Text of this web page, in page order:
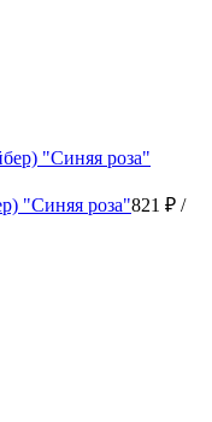
"Синяя роза"821 ₽ /